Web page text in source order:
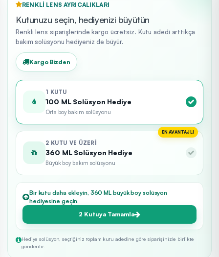
RENKLI LENS AYRICALIKLARI
Kutunuzu seçin, hediyenizi büyütün
Renkli lens siparişlerinde kargo ücretsiz. Kutu adedi arttıkça
bakım solüsyonu hediyeniz de büyür.
Kargo Bizden
1 KUTU
100 ML Solüsyon Hediye
Orta boy bakım solüsyonu
EN AVANTAJLI
2 KUTU VE ÜZERI
360 ML Solüsyon Hediye
Büyük boy bakım solüsyonu
Bir kutu daha ekleyin, 360 ML büyük boy solüsyon
hediyesine geçin.
2 Kutuya Tamamla
Hediye solüsyon, seçtiğiniz toplam kutu adedine göre siparişinizle birlikte
gönderilir.